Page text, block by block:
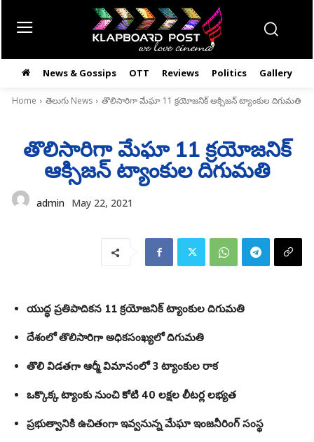
News & Gossips OTT Reviews Politics Gallery
Home తెలుగు News తొలిసారిగా మేఘా 11 క్రయోజనిక్ ఆక్సిజన్ ట్యాంకుల దిగుమతి
తొలిసారిగా మేఘా 11 క్రయోజనిక్
ఆక్సిజన్ ట్యాంకుల దిగుమతి
admin May 22, 2021
యుద్ధ ప్రతిపాదికన 11 క్రయోజనిక్ ట్యాంకుల దిగుమతి
దేశంలో తొలిసారిగా అధికసంఖ్యలో దిగుమతి
తొలి విడతగా ఆర్మీ విమానంలో 3 ట్యాంకుల రాక
ఒక్కొక్క ట్యాంకు నుంచి కోటి 40 లక్షల లీటర్ల లభ్యత
ప్రభుత్వానికి ఉచితంగా ఇవ్వనున్న మేఘా ఇంజనీరింగ్ సంస్థ